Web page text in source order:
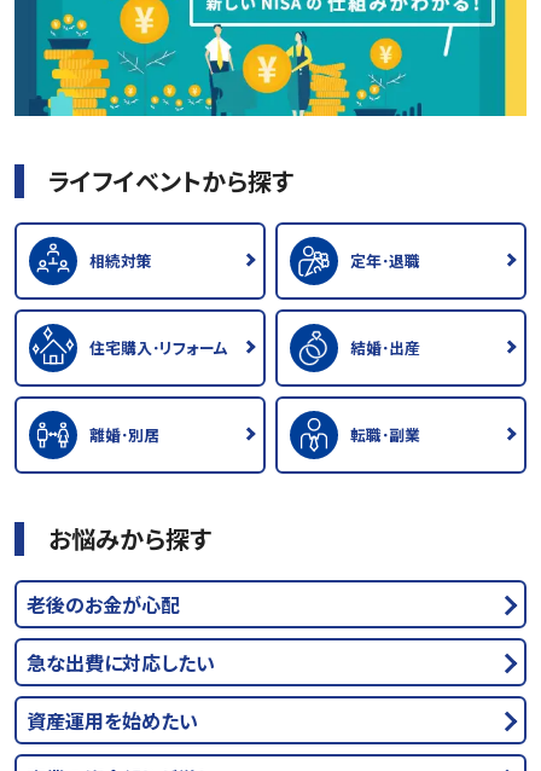
ライフイベントから探す
相続対策 定年･退職
住宅購入･リフォーム 結婚･出産
離婚･別居 転職･副業
お悩みから探す
老後のお金が心配
急な出費に対応したい
資産運用を始めたい